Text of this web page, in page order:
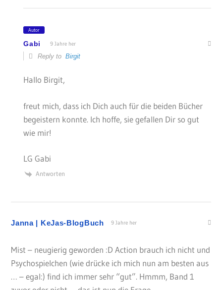
Autor
Gabi 9 Jahre her
Reply toBirgit
Hallo Birgit,
freut mich, dass ich Dich auch für die beiden Bücher
begeistern konnte. Ich hoffe, sie gefallen Dir so gut
wie mir!
LG Gabi
Antworten
Janna | KeJas-BlogBuch 9 Jahre her
Mist – neugierig geworden :D Action brauch ich nicht und
Psychospielchen (wie drücke ich mich nun am besten aus
… – egal:) find ich immer sehr “gut”. Hmmm, Band 1